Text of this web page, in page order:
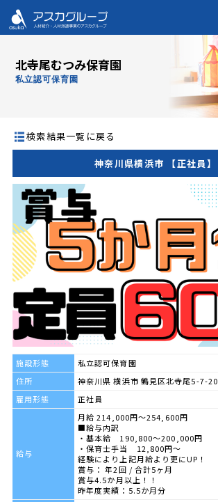
北寺尾むつみ保育園
私立認可保育園
検索結果一覧に戻る
神奈川県横浜市 【正社員】
施設形態
私立認可保育園
住所
神奈川県 横浜市 鶴見区北寺尾5-7-20
雇用形態
正社員
給与
月給 214,000円～254,600円
■給与内訳
・基本給 190,800～200,000円
・保育士手当 12,800円～
経験により上記月給より更にUP！
賞与： 年2回 / 合計5ヶ月
賞与4.5か月以上！！
昨年度実績：5.5か月分